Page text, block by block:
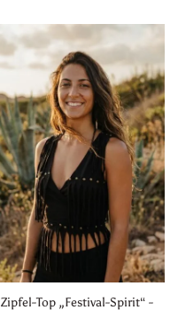
Zipfel-Top „Festival-Spirit“ -